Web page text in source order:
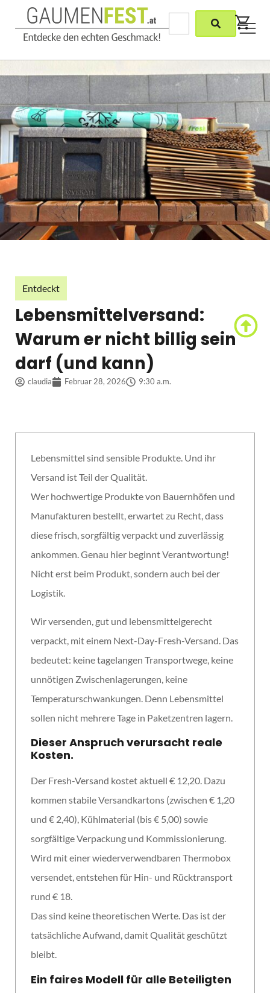
Entdeckt
Lebensmittelversand:
Warum er nicht billig sein
darf (und kann)
claudia Februar 28, 2026 9:30 a.m.
Lebensmittel sind sensible Produkte. Und ihr
Versand ist Teil der Qualität.
Wer hochwertige Produkte von Bauernhöfen und
Manufakturen bestellt, erwartet zu Recht, dass
diese frisch, sorgfältig verpackt und zuverlässig
ankommen. Genau hier beginnt Verantwortung!
Nicht erst beim Produkt, sondern auch bei der
Logistik.
Wir versenden, gut und lebensmittelgerecht
verpackt, mit einem Next-Day-Fresh-Versand. Das
bedeutet: keine tagelangen Transportwege, keine
unnötigen Zwischenlagerungen, keine
Temperaturschwankungen. Denn Lebensmittel
sollen nicht mehrere Tage in Paketzentren lagern.
Dieser Anspruch verursacht reale
Kosten.
Der Fresh-Versand kostet aktuell € 12,20. Dazu
kommen stabile Versandkartons (zwischen € 1,20
und € 2,40), Kühlmaterial (bis € 5,00) sowie
sorgfältige Verpackung und Kommissionierung.
Wird mit einer wiederverwendbaren Thermobox
versendet, entstehen für Hin- und Rücktransport
rund € 18.
Das sind keine theoretischen Werte. Das ist der
tatsächliche Aufwand, damit Qualität geschützt
bleibt.
Ein faires Modell für alle Beteiligten